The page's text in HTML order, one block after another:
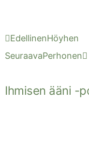
EdellinenHöyhen
SeuraavaPerhonen
Ihmisen ääni -